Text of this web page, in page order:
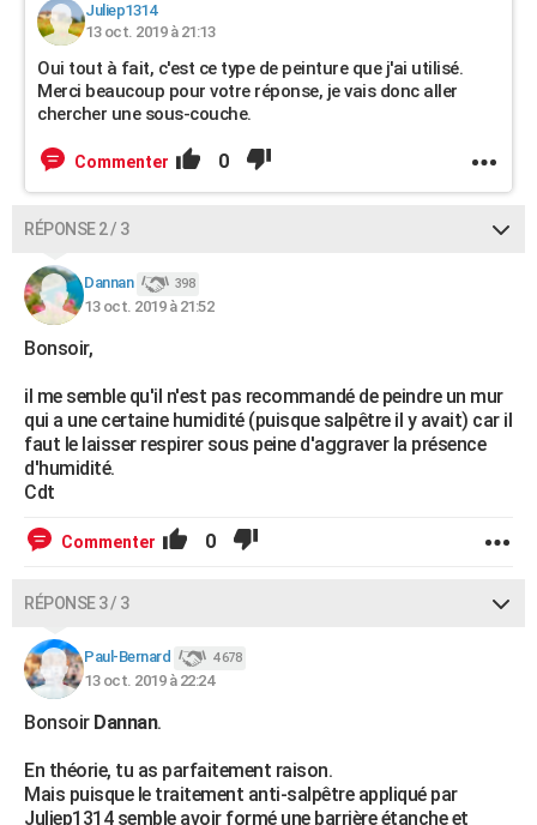
Juliep1314
13 oct. 2019 à 21:13
Oui tout à fait, c'est ce type de peinture que j'ai utilisé.
Merci beaucoup pour votre réponse, je vais donc aller
chercher une sous-couche.
Commenter 0
RÉPONSE 2 / 3
Dannan 398
13 oct. 2019 à 21:52
Bonsoir,
il me semble qu'il n'est pas recommandé de peindre un mur
qui a une certaine humidité (puisque salpêtre il y avait) car il
faut le laisser respirer sous peine d'aggraver la présence
d'humidité.
Cdt
Commenter 0
RÉPONSE 3 / 3
Paul-Bernard 4 678
13 oct. 2019 à 22:24
Bonsoir Dannan.
En théorie, tu as parfaitement raison.
Mais puisque le traitement anti-salpêtre appliqué par
Juliep1314 semble avoir formé une barrière étanche et